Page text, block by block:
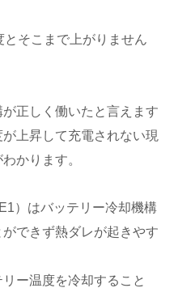
そこまで上がりません
正しく働いたと言えます
上昇して充電されない現
かります。
）はバッテリー冷却機構
できず熱ダレが起きやす
ー温度を冷却すること